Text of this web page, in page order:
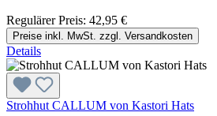
Regulärer Preis: 42,95 €
Preise inkl. MwSt. zzgl. Versandkosten
Details
Strohhut CALLUM von Kastori Hats